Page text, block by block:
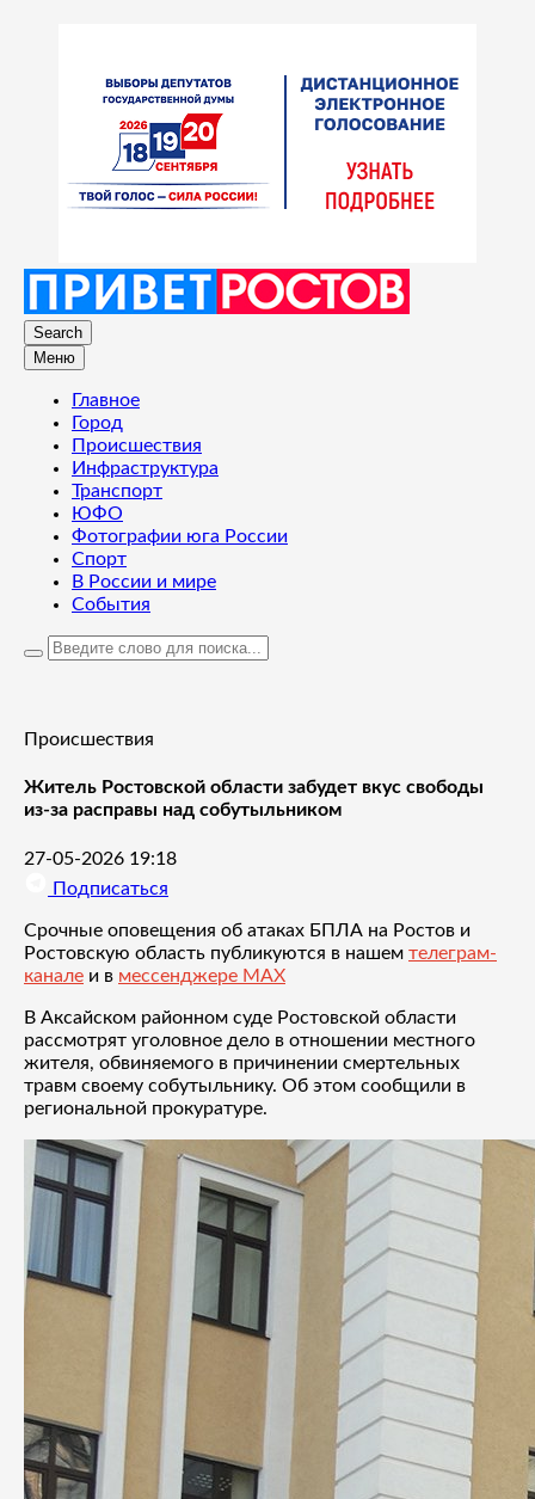
Search
Меню
Главное
Город
Происшествия
Инфраструктура
Транспорт
ЮФО
Фотографии юга России
Спорт
В России и мире
События
Происшествия
Житель Ростовской области забудет вкус свободы
из-за расправы над собутыльником
27-05-2026 19:18
Подписаться
Срочные оповещения об атаках БПЛА на Ростов и
Ростовскую область публикуются в нашем телеграм-
канале и в мессенджере MAX
В Аксайском районном суде Ростовской области
рассмотрят уголовное дело в отношении местного
жителя, обвиняемого в причинении смертельных
травм своему собутыльнику. Об этом сообщили в
региональной прокуратуре.